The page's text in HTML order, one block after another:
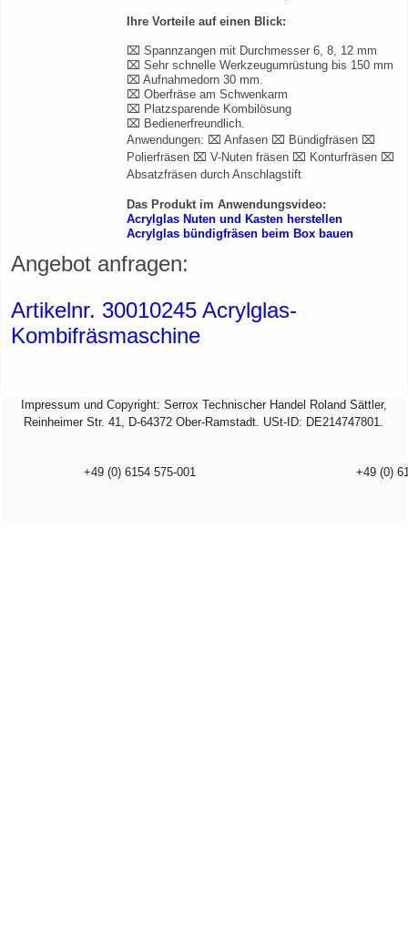
Ihre Vorteile auf einen Blick:
⌧ Spannzangen mit Durchmesser 6, 8, 12 mm
⌧ Sehr schnelle Werkzeugumrüstung bis 150 mm
⌧ Aufnahmedorn 30 mm.
⌧ Oberfräse am Schwenkarm
⌧ Platzsparende Kombilösung
⌧ Bedienerfreundlich.
Anwendungen: ⌧ Anfasen ⌧ Bündigfräsen ⌧
Polierfräsen ⌧ V-Nuten fräsen ⌧ Konturfräsen ⌧
Absatzfräsen durch Anschlagstift
Das Produkt im Anwendungsvideo:
Acrylglas Nuten und Kasten herstellen
Acrylglas bündigfräsen beim Box bauen
Angebot anfragen:
Artikelnr. 30010245 Acrylglas-
Kombifräsmaschine
Impressum und Copyright: Serrox Technischer Handel Roland Sättler,
Reinheimer Str. 41, D-64372 Ober-Ramstadt. USt-ID: DE214747801.
+49 (0) 6154 575-001 +49 (0)